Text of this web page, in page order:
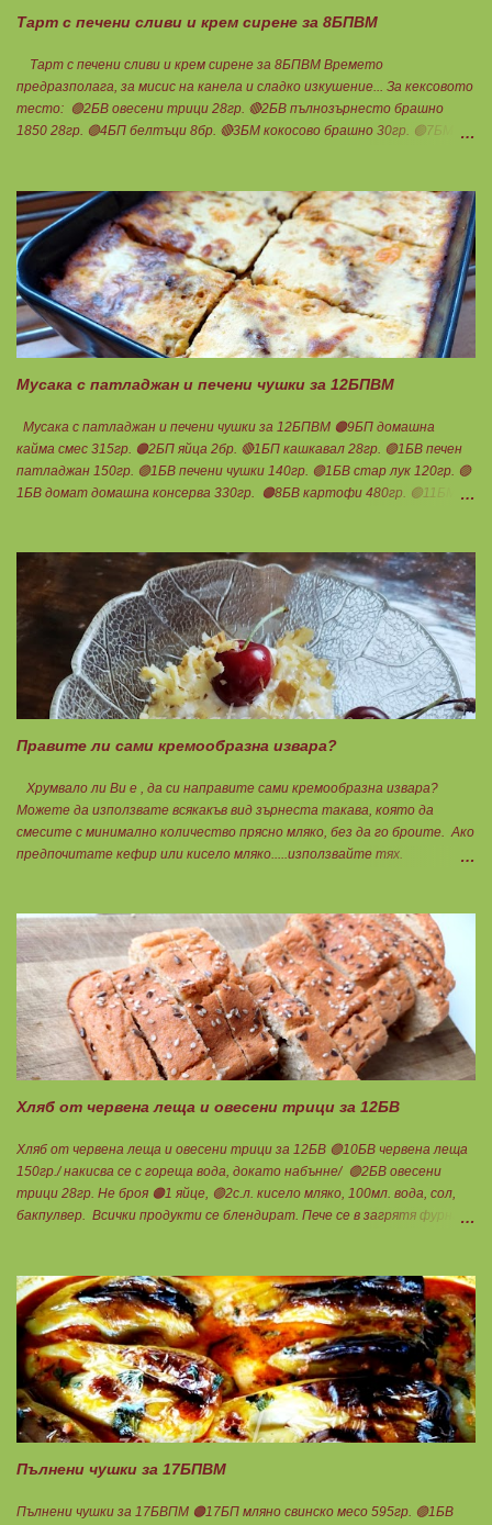
Тарт с печени сливи и крем сирене за 8БПВМ
Тарт с печени сливи и крем сирене за 8БПВМ Времето
предразполага, за мисис на канела и сладко изкушение... За кексовото
тесто: 🟢2БВ овесени трици 28гр. 🔴2БВ пълнозърнесто брашно
1850 28гр. 🟢4БП белтъци 8бр. 🔴3БМ кокосово брашно 30гр. 🟢7БМ
добре и се оставя на страна да набъбне. За чийз крема: 🟢3БП
обезмаслено крем сирене Кауфланд 200гр. + 1 равна с.л скир 🟠1БП
яйце 1бр. Ванилия Не подслаждам! За отгоре: 🟢4БВ сини сливи
360гр. Канела Мазнините са удвоени за белтъците и крем сиренето!
В голяма силиконова форма за тарт, разпределих така: 🥧1- ви слой
от кексово тесто 🥧2- ри слой чийз крем 🥧3- ти слой нарязани сини
сливи Канелата поръсих след изпичане, за да не е много натрапчива и
в голямо количество. Сладкиша изпекох в загрята фурна на 180
Мусака с патладжан и печени чушки за 12БПВМ
Мусака с патладжан и печени чушки за 12БПВМ 🟠9БП домашна
кайма смес 315гр. 🟠2БП яйца 2бр. 🔴1БП кашкавал 28гр. 🟢1БВ печен
патладжан 150гр. 🟢1БВ печени чушки 140гр. 🟢1БВ стар лук 120гр. 🟢
1БВ домат домашна консерва 330гр. 🟠8БВ картофи 480гр. 🟢11БМ
кайма, може изобщо да не добавяте мазнини... Каймата се задушава с
лука и картофите. Всичко останало с3 нарязва и добавя към сместа.
Пече се до готовност. Заливката е от яйца,кашкавал и 150гр. кисело
мляко. Цялото количество можете да разпределите на порции и да
хапвате както предпочитате. Нека да ни е вкусно заедно! Люси
Правите ли сами кремообразна извара?
Хрумвало ли Ви е , да си направите сами кремообразна извара?
Можете да използвате всякакъв вид зърнеста такава, която да
смесите с минимално количество прясно мляко, без да го броите. Ако
предпочитате кефир или кисело мляко.....използвайте тях.
приготвяне на всякакви плодови кремчета, крем за торти, за всякакви
разядки и салати... Ако изварата е обезмаслена можете да удвоявате
мазнините. Ако не е, броите като нискомаслен продукт. Можете да
си приготвите по- голямо количество и да съхранявате в хладилник
за няколко дни. Част от моята закуска днес, беше това вкусно
кремче... 🟢1БП извара 50гр. 🟢1БВ череши 8бр. 🟠1БМ орех 1бр.
Ванилия Нека да ни е вкусно заедно! Люси
Хляб от червена леща и овесени трици за 12БВ
Хляб от червена леща и овесени трици за 12БВ 🟢10БВ червена леща
150гр./ накисва се с гореща вода, докато набънне/ 🟢2БВ овесени
трици 28гр. Не броя 🟠1 яйце, 🟢2с.л. кисело мляко, 100мл. вода, сол,
бакпулвер. Всички продукти се блендират. Пече се в загрятя фурна
Пълнени чушки за 17БПВМ
Пълнени чушки за 17БВПМ 🟠17БП мляно свинско месо 595гр. 🟢1БВ